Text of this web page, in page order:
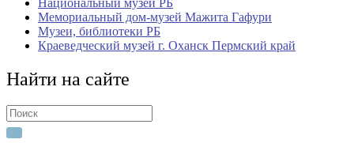
Мемориальный дом-музей Мажита Гафури
Музеи, библиотеки РБ
Краеведческий музей г. Оханск Пермский край
Найти на сайте
Search
for: